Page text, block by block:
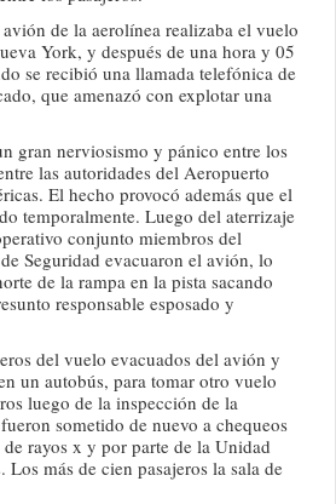
de la aerolínea realizaba el vuelo
York, y después de una hora y 05
se recibió una llamada telefónica de
que amenazó con explotar una
gran nerviosismo y pánico entre los
las autoridades del Aeropuerto
El hecho provocó además que el
temporalmente. Luego del aterrizaje
conjunto miembros del
Seguridad evacuaron el avión, lo
de la rampa en la pista sacando
responsable esposado y
del vuelo evacuados del avión y
un autobús, para tomar otro vuelo
luego de la inspección de la
sometido de nuevo a chequeos
rayos x y por parte de la Unidad
más de cien pasajeros la sala de